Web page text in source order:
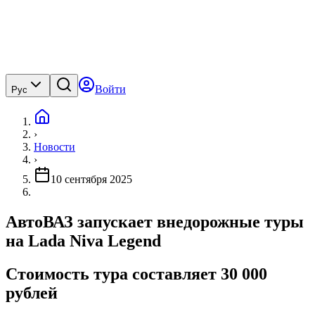
Рус Войти
›
Новости
›
10 сентября 2025
АвтоВАЗ запускает внедорожные туры
на Lada Niva Legend
Стоимость тура составляет 30 000
рублей